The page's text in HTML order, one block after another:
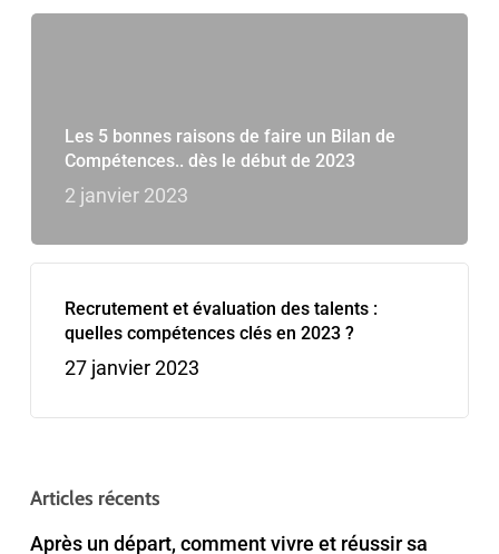
Les 5 bonnes raisons de faire un Bilan de
Compétences.. dès le début de 2023
2 janvier 2023
Recrutement et évaluation des talents :
quelles compétences clés en 2023 ?
27 janvier 2023
Articles récents
Après un départ, comment vivre et réussir sa